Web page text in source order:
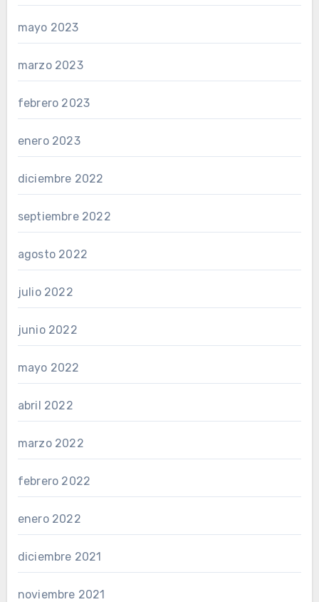
mayo 2023
marzo 2023
febrero 2023
enero 2023
diciembre 2022
septiembre 2022
agosto 2022
julio 2022
junio 2022
mayo 2022
abril 2022
marzo 2022
febrero 2022
enero 2022
diciembre 2021
noviembre 2021